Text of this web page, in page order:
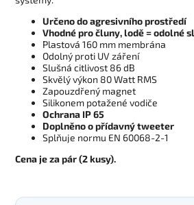
Určeno do agresivního prostředí
Vhodné pro čluny, lodě = odolné
Plastová 160 mm membrána
Odolný proti UV záření
Slušná citlivost 86 dB
Skvělý výkon 80 Watt RMS
Zapouzdřený magnet
Silikonem potažené vodiče
Ochrana IP 65
Doplněno o přídavný tweeter
Splňuje normu EN 60068-2-1
Cena je za pár (2 kusy).